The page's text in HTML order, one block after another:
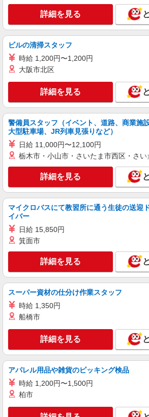
補助（栄養士・調理師）
月給199,000円〜
よる ※固定残業代14,000
（37h）含む。超過分は別
【介護老人福祉施設
キープ
パート
株式会社ウェルビーフードシステム オンフ
福祉施設での調理補助ス
時給1,097円〜 ※経験
【介護老人保健施設
フルール】 静岡県袋井市
キープ
正社員
銀座スエヒロカフェテリアサービス株式会社
月給240,000円〜
上限に近い金額を提示します。 給与幅は
キル・資格・時間帯等によ
静岡県袋井市新地524-1
キープ
正社員
株式会社 知久
月給225,200円〜 ◆昇格、昇給あり ◆賞与年2
回 ◆交通費支給（規定あ
ヵ月（月額同条件）、そ
正規雇用（期間の定めなし
静岡県西部地域の知
新津店】浜松市中央区新津町583）
知久屋各店（浜松市中央
舗、磐田市4店舗、袋井市2
詳細を見る
ビルの清掃スタッフ
時給 1,200円〜1,200円
大阪市北区
詳細を見る
警備員スタッフ（イベント、道路、商業施設
大型駐車場、JR列車見張りなど）
日給 11,000円〜12,100円
栃木市・小山市・さいたま市西区・さ
詳細を見る
マイクロバスにて教習所に通う生徒の送迎
イバー
日給 15,850円
箕面市
詳細を見る
スーパー資材の仕分け作業スタッフ
時給 1,350円
船橋市
詳細を見る
アパレル用品や雑貨のピッキング検品
時給 1,200円〜1,500円
柏市